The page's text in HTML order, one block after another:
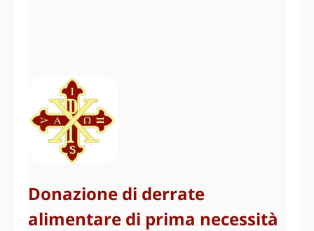
Donazione di derrate
alimentare di prima necessità